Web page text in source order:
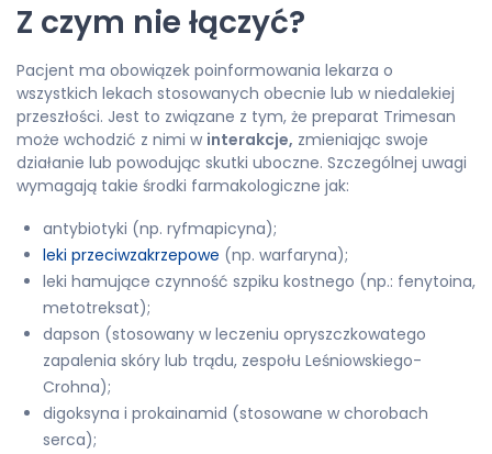
Z czym nie łączyć?
Pacjent ma obowiązek poinformowania lekarza o
wszystkich lekach stosowanych obecnie lub w niedalekiej
przeszłości. Jest to związane z tym, że preparat Trimesan
może wchodzić z nimi w interakcje, zmieniając swoje
działanie lub powodując skutki uboczne. Szczególnej uwagi
wymagają takie środki farmakologiczne jak:
antybiotyki (np. ryfmapicyna);
leki przeciwzakrzepowe (np. warfaryna);
leki hamujące czynność szpiku kostnego (np.: fenytoina,
metotreksat);
dapson (stosowany w leczeniu opryszczkowatego
zapalenia skóry lub trądu, zespołu Leśniowskiego-
Crohna);
digoksyna i prokainamid (stosowane w chorobach
serca);